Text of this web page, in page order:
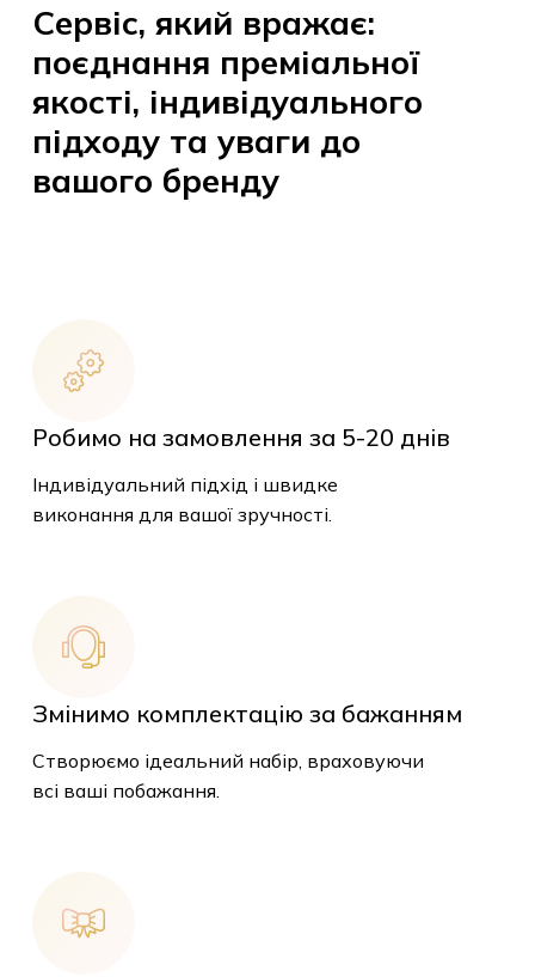
Сервіс, який вражає:
поєднання преміальної
якості, індивідуального
підходу та уваги до
вашого бренду
Робимо на замовлення за 5-20 днів
Індивідуальний підхід і швидке
виконання для вашої зручності.
Змінимо комплектацію за бажанням
Створюємо ідеальний набір, враховуючи
всі ваші побажання.